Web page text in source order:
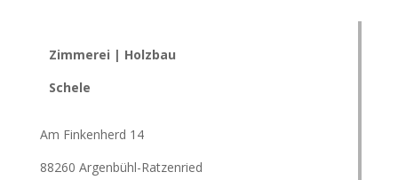
Zimmerei | Holzbau
Schele
Am Finkenherd 14
88260 Argenbühl-Ratzenried